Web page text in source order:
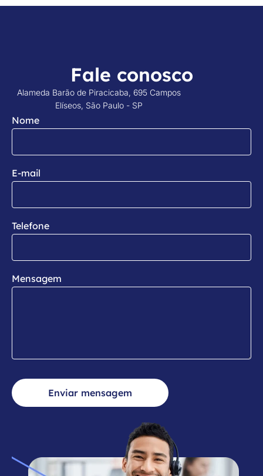
Fale conosco
Alameda Barão de Piracicaba, 695 Campos
Elíseos, São Paulo - SP
Nome
E-mail
Telefone
Mensagem
Enviar mensagem